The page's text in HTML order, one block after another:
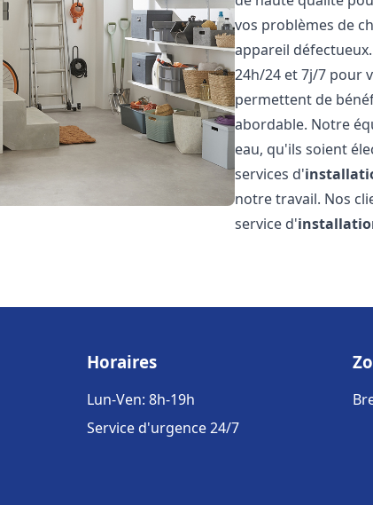
vos problèmes de
appareil
24h/24 et 7j/7 pour
permettent de
abordable. Notre
eau, qu'ils soient
services d'
notre travail. Nos
service d'
Horaires
Lun-Ven: 8h-19h
Service d'urgence 24/7